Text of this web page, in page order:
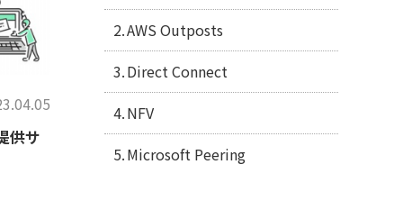
供サ
AWS Outposts
Direct Connect
NFV
Microsoft Peering